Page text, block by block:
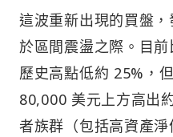
這波重新出現的買盤
於區間震盪之際。目
歷史高點低約 25%，
80,000 美元上方高出
者族群（包括高資產